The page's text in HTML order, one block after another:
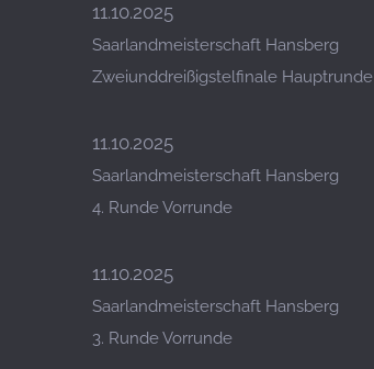
11.10.2025
Saarlandmeisterschaft Hansberg
Zweiunddreißigstelfinale Hauptrunde
11.10.2025
Saarlandmeisterschaft Hansberg
4. Runde Vorrunde
11.10.2025
Saarlandmeisterschaft Hansberg
3. Runde Vorrunde